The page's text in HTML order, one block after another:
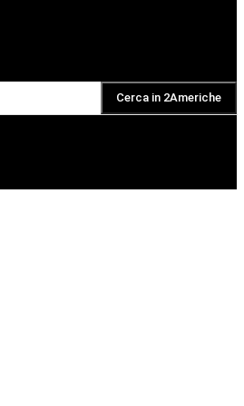
Cerca in 2Americhe